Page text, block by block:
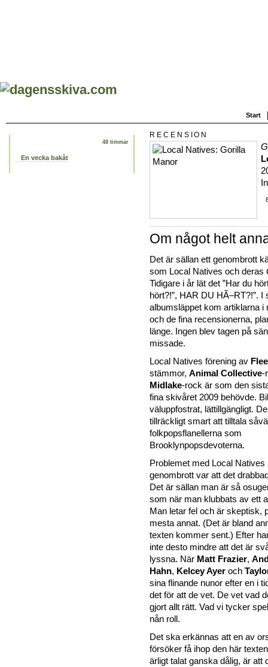
Start
48 timmar
En vecka bakåt
RECENSION
Om något helt
Det är sällan ett genombrott
som Local Natives och deras
Tidigare i år lät det ”Har du
hört?!”, HAR DU HÃ–RT?!”. I
albumsläppet kom artiklarna i
och de fina recensionerna,
länge. Ingen blev tagen på
missade.
Local Natives förening av
stämmor, Animal Collective-
Midlake-rock är som den
fina skivåret 2009 behövde.
väluppfostrat, lättillgängligt.
tillräckligt smart att tilltala
folkpopsflanellerna som
Brooklynpopsdevoterna.
Problemet med Local Natives
genombrott var att det
Det är sällan man är så
som när man klubbats av ett
Man letar fel och är skeptisk,
mesta annat. (Det är bland
texten kommer sent.) Efter
inte desto mindre att det är
lyssna. När Matt Frazier,
Hahn, Kelcey Ayer och
sina flinande nunor efter en i
det för att de vet. De vet vad
gjort allt rätt. Vad vi tycker
nån roll.
Det ska erkännas att en av
försöker få ihop den här
ärligt talat ganska dålig, är att